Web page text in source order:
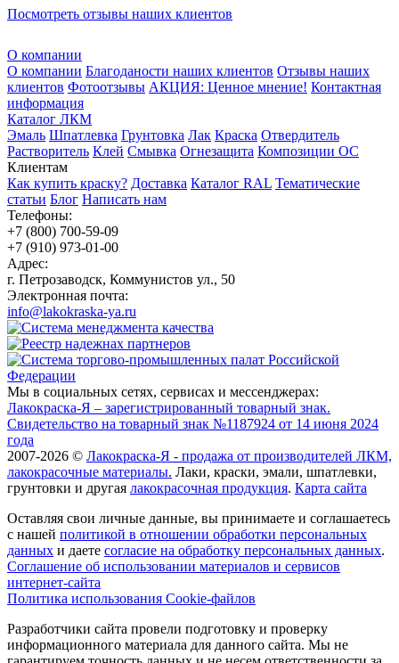
Посмотреть отзывы наших клиентов
О компании
О компании Благоданости наших клиентов Отзывы наших
клиентов Фотоотзывы АКЦИЯ: Ценное мнение! Контактная
информация
Каталог ЛКМ
Эмаль Шпатлевка Грунтовка Лак Краска Отвердитель
Растворитель Клей Смывка Огнезащита Композиции ОС
Клиентам
Как купить краску? Доставка Каталог RAL Тематические
статьи Блог Написать нам
Телефоны:
+7 (800) 700-59-09
+7 (910) 973-01-00
Адрес:
г. Петрозаводск, Коммунистов ул., 50
Электронная почта:
info@lakokraska-ya.ru
Мы в социальных сетях, сервисах и мессенджерах:
Лакокраска-Я – зарегистрированный товарный знак.
Свидетельство на товарный знак №1187924 от 14 июня 2024
года
2007-2026 © Лакокраска-Я - продажа от производителей ЛКМ,
лакокрасочные материалы. Лаки, краски, эмали, шпатлевки,
грунтовки и другая лакокрасочная продукция. Карта сайта
Оставляя свои личные данные, вы принимаете и соглашаетесь
с нашей политикой в отношении обработки персональных
данных и даете cогласие на обработку персональных данных.
Соглашение об использовании материалов и сервисов
интернет-сайта
Политика использования Cookie-файлов
Разработчики сайта провели подготовку и проверку
информационного материала для данного сайта. Мы не